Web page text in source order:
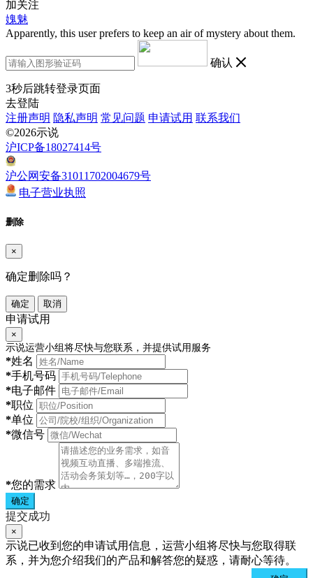
加关注
媿魅
Apparently, this user prefers to keep an air of mystery about them.
确认
3秒后跳转登录页面
去登陆
注册声明 隐私声明 常见问题 申请试用 联系我们
©2026示说
沪ICP备18027414号
沪公网安备31011702004679号
电子营业执照
删除
×
确定删除吗？
确定 取消
申请试用
×
示说运营小组将尽快与您联系，并提供试用服务
*姓名
*手机号码
*电子邮件
*职位
*单位
*微信号
*您的需求
确定
提交成功
×
示说已收到您的申请试用信息，运营小组将尽快与您取得联
系，并为您介绍我们的产品和解答您的疑惑，请耐心等待。